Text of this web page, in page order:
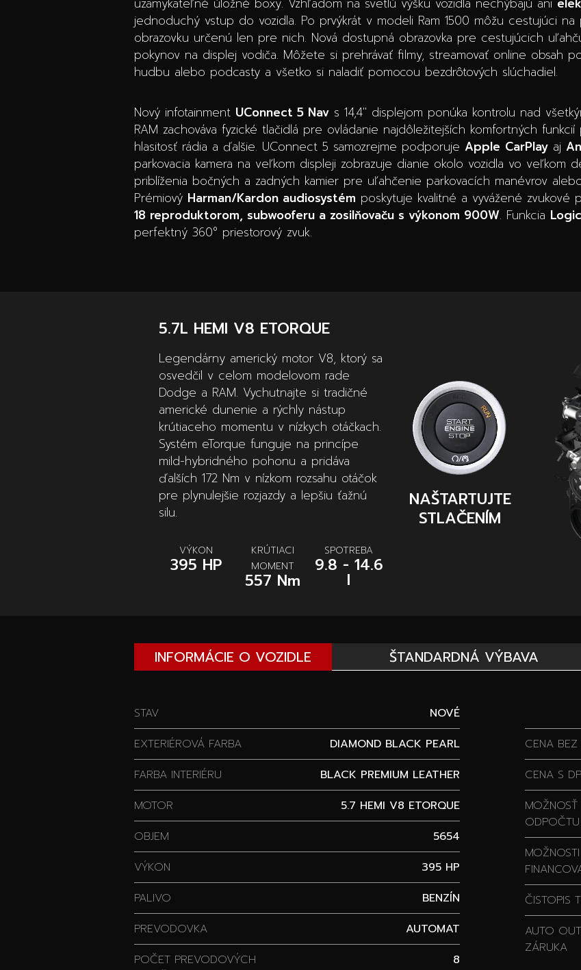
jednoduchý vstup do vozidla. Po prvýkrát v modeli Ram 1500 môžu cestujúci
obrazovku určenú len pre nich. Nová dostupná obrazovka pre cestujúcich
pokynov na displej vodiča. Môžete si prehrávať filmy, streamovať online obsah
hudbu alebo podcasty a všetko si naladiť pomocou bezdrôtových slúchadiel.
Nový infotainment UConnect 5 Nav s 14,4″ displejom ponúka kontrolu nad
RAM zachováva fyzické tlačidlá pre ovládanie najdôležitejších komfortných funkcií
hlasitosť rádia a ďalšie. UConnect 5 samozrejme podporuje Apple CarPlay aj
parkovacia kamera na veľkom displeji zobrazuje dianie okolo vozidla vo veľkom
priblíženia bočných a zadných kamier pre uľahčenie parkovacích manévrov
Prémiový Harman/Kardon audiosystém poskytuje kvalitné a vyvážené
18 reproduktorom, subwooferu a zosilňovaču s výkonom 900W. Funkcia
perfektný 360° priestorový zvuk.
5.7L HEMI V8 ETORQUE
Legendárny americký motor V8, ktorý sa
osvedčil v celom modelovom rade
Dodge a RAM. Vychutnajte si tradičné
americké dunenie a rýchly nástup
krútiaceho momentu v nízkych otáčkach.
Systém eTorque funguje na princípe
mild-hybridného pohonu a pridáva
ďalších 172 Nm v nízkom rozsahu otáčok
pre plynulejšie rozjazdy a lepšiu ťažnú
silu.
VÝKON
395 HP
KRÚTIACI
MOMENT
557 Nm
SPOTREBA
9.8 - 14.6
l
NAŠTARTUJTE
STLAČENÍM
INFORMÁCIE O VOZIDLE ŠTANDARDNÁ VÝBAVA
STAV
NOVÉ
EXTERIÉROVÁ FARBA
DIAMOND BLACK PEARL
FARBA INTERIÉRU
BLACK PREMIUM LEATHER
MOTOR
5.7 HEMI V8 ETORQUE
OBJEM
5654
VÝKON
395 HP
PALIVO
BENZÍN
PREVODOVKA
AUTOMAT
POČET PREVODOVÝCH
8
CENA BEZ
CENA S
MOŽNOSŤ
MOŽNOSTI
ČISTOPIS
AUTO
ZÁRUKA